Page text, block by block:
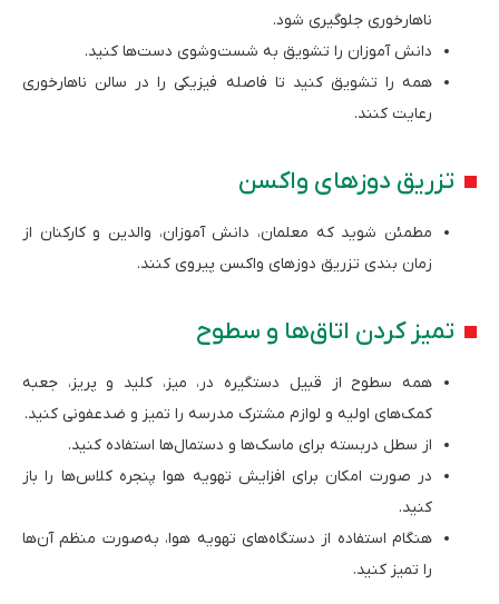
ناهارخوری جلوگیری شود.
دانش آموزان را تشویق به شست‌وشوی دست‌ها کنید.
همه را تشویق کنید تا فاصله فیزیکی را در سالن ناهارخوری
رعایت کنند.
تزریق دوزهای واکسن
مطمئن شوید که معلمان، دانش آموزان، والدین و کارکنان از
زمان بندی تزریق دوزهای واکسن پیروی کنند.
تمیز کردن اتاق‌ها و سطوح
همه سطوح از قبیل دستگیره در، میز، کلید و پریز، جعبه
کمک‌های اولیه و لوازم مشترک مدرسه را تمیز و ضدعفونی کنید.
از سطل دربسته برای ماسک‌ها و دستمال‌ها استفاده کنید.
در صورت امکان برای افزایش تهویه هوا پنجره کلاس‌ها را باز
کنید.
هنگام استفاده از دستگاه‌های تهویه هوا، به‌صورت منظم آن‌ها
را تمیز کنید.